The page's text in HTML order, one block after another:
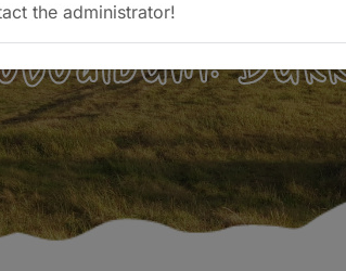
the administrator!